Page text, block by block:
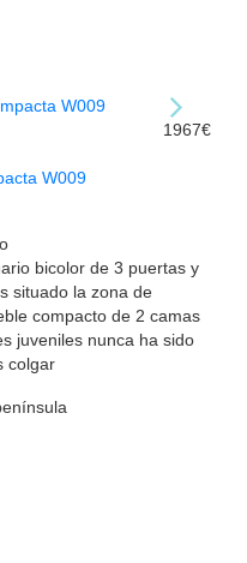
1967€
W009
bicolor de 3 puertas y
situado la zona de
compacto de 2 camas
juveniles nunca ha sido
colgar